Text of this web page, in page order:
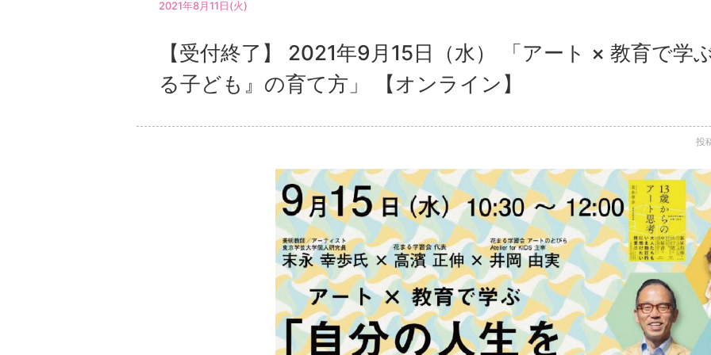
2021年8月11日(火)
【受付終了】 2021年9月15日（水） 「アート × 教育で学
る子ども』の育て方」 【オンライン】
投